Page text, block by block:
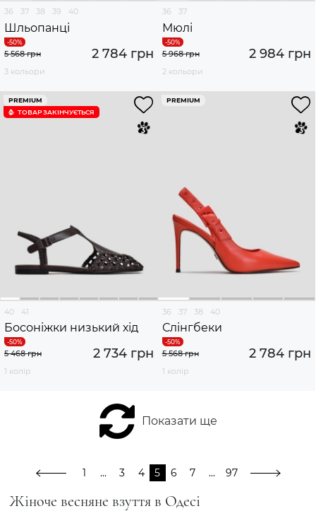
Жіноче весняне взуття в Одесі
36 37 38 39 40
Шльопанці
2 784 грн
5 568 грн
3 кольори
36 37
Мюлі
2 984 грн
5 968 грн
2 кольори
PREMIUM
ТОВАР ЗАКІНЧУЄTЬСЯ
40 41
Босоніжки низький хід
2 734 грн
5 468 грн
1 колір
PREMIUM
36 37 38 40
Слінгбеки
2 784 грн
5 568 грн
1 колір
Показати ще
1 ... 3 4 5 6 7 ... 97